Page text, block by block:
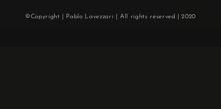
©Copyright | Pablo Lavezzari | All rights reserved | 2020